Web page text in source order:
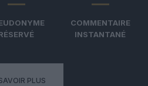
COMMENTAIRE
INSTANTANÉ
PLUS